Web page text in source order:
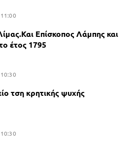
11:00
Επίσκοπος Λάμπης και
έτος 1795
10:30
τση κρητικής ψυχής
10:30